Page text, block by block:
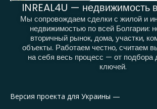
INREAL4U — недвижимость
Мы сопровождаем сделки с жилой и
недвижимостью по всей Болгарии:
вторичный рынок, дома, участки,
объекты. Работаем честно, считаем
на себя весь процесс — от подбора
ключей.
Версия проекта для Украины —